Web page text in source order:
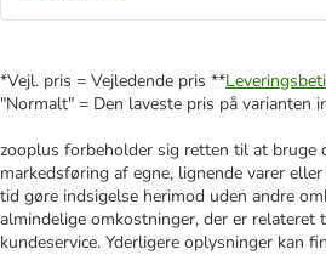
*Vejl. pris = Vejledende pris **
"Normalt" = Den laveste pris på varianten
zooplus forbeholder sig retten til at bruge
markedsføring af egne, lignende varer
tid gøre indsigelse herimod uden andre
almindelige omkostninger, der er relateret
kundeservice. Yderligere oplysninger kan